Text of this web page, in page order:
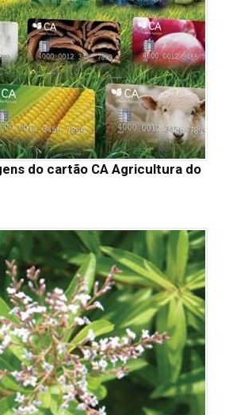
do cartão CA Agricultura do